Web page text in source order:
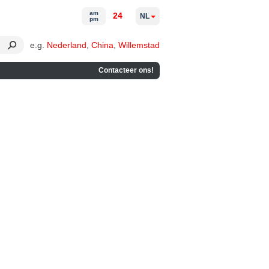
e.g. Nederland China Willemstad
Contacteer ons!
am
pm
24 NL